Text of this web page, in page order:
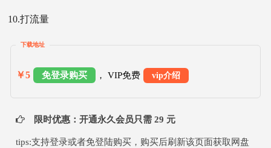
10.打流量
下载地址
￥5 免登录购买 ， VIP免费 vip介绍
限时优惠：开通永久会员只需 29 元
tips:支持登录或者免登陆购买，购买后刷新该页面获取网盘